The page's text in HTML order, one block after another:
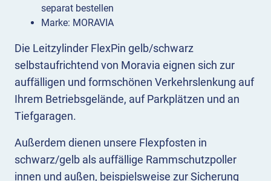
Die Leitzylinder FlexPin gelb/schwarz
selbstaufrichtend von Moravia eignen sich zur
auffälligen und formschönen Verkehrslenkung auf
Ihrem Betriebsgelände, auf Parkplätzen und an
Tiefgaragen.
Außerdem dienen unsere Flexpfosten in
schwarz/gelb als auffällige Rammschutzpoller
innen und außen, beispielsweise zur Sicherung
separat bestellen
Marke: MORAVIA